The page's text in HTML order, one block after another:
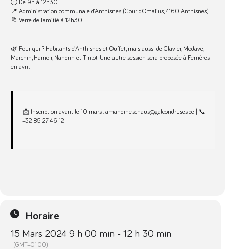
🕘 De 9h à 12h30
📍 Administration communale d’Anthisnes (Cour d’Omalius, 4160 Anthisnes)
🥂 Verre de l’amitié à 12h30
🌿 Pour qui ? Habitants d’Anthisnes et Ouffet, mais aussi de Clavier, Modave,
Marchin, Hamoir, Nandrin et Tinlot. Une autre session sera proposée à Ferrières
en avril.
📩 Inscription avant le 10 mars : amandine.schaus@galcondruses.be | 📞
+32 85 27 46 12
Horaire
15 Mars 2024 9 h 00 min - 12 h 30 min
(GMT+01:00)